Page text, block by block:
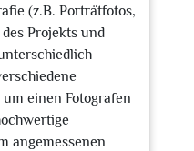
(z.B. Porträtfotos,
Projekts und
einen Fotografen
angemessenen